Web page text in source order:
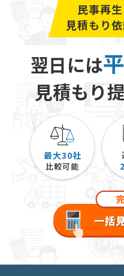
となるでしょう。
が、同じ債権者に対し
る場合、ほぼ間違いな
るでしょう。専門家費
不能なのかを考えてみま
民事再
見積もり
翌日には
見積もり
最大30社
比較可能